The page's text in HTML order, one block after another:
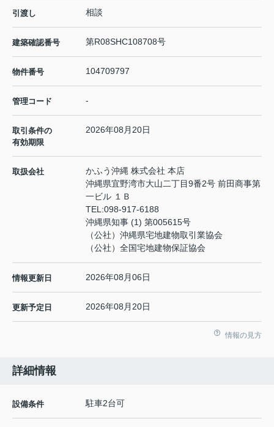
引渡し 相談
建築確認番号 第R08SHC108708号
物件番号 104709797
管理コード -
取引条件の
有効期限
2026年08月20日
取扱会社
かふう沖縄 株式会社 本店
沖縄県宜野湾市大山二丁目9番2号 前田商事第
一ビル １Ｂ
TEL:098-917-6188
沖縄県知事 (1) 第005615号
（公社）沖縄県宅地建物取引業協会
（公社）全国宅地建物保証協会
情報更新日 2026年08月06日
更新予定日 2026年08月20日
情報の見方
詳細情報
設備条件 駐車2台可